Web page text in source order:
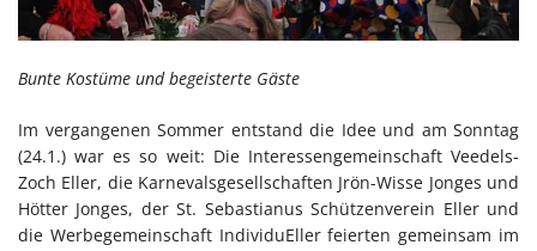
Bunte Kostüme und begeisterte Gäste
Im vergangenen Sommer entstand die Idee und am Sonntag
(24.1.) war es so weit: Die Interessengemeinschaft Veedels-
Zoch Eller, die Karnevalsgesellschaften Jrön-Wisse Jonges und
Hötter Jonges, der St. Sebastianus Schützenverein Eller und
die Werbegemeinschaft IndividuEller feierten gemeinsam im